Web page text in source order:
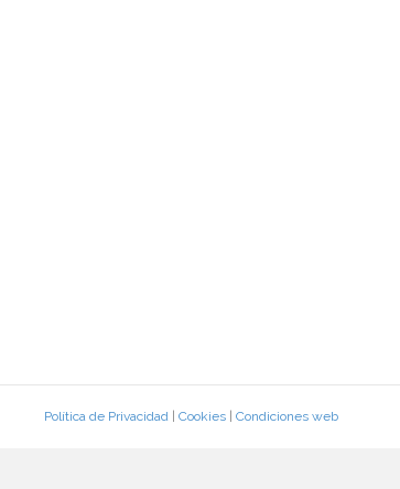
Política de Privacidad| Cookies| Condiciones web